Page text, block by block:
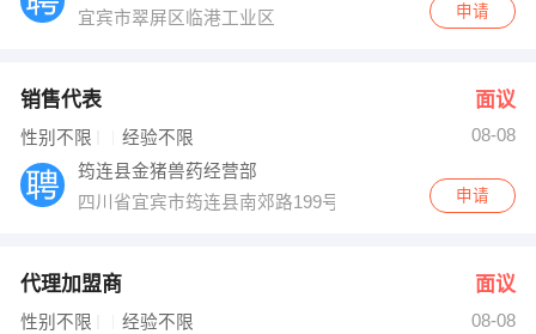
宜宾市翠屏区临港工业区
申请
销售代表 面议
性别不限 经验不限
08-08
筠连县金猪兽药经营部
四川省宜宾市筠连县南郊路199号
申请
代理加盟商 面议
性别不限 经验不限
08-08